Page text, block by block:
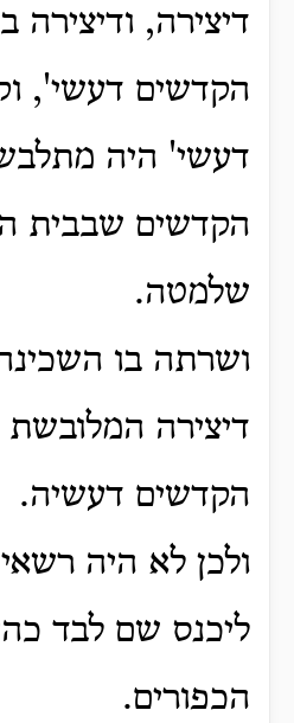
דיצירה, ודיצירה
הקדשים דעשי',
דעשי' היה
הקדשים שבבית
שלמטה.
ושרתה בו
דיצירה
הקדשים דעשיה.
ולכן לא היה
ליכנס שם לבד
הכפורים.